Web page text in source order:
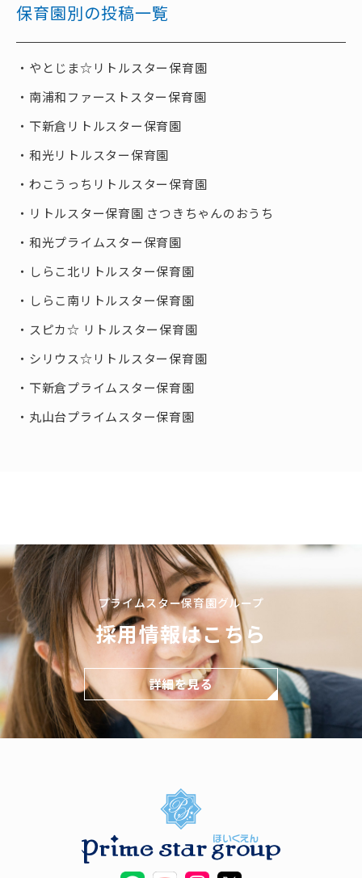
保育園別の投稿一覧
やとじま☆リトルスター保育園
南浦和ファーストスター保育園
下新倉リトルスター保育園
和光リトルスター保育園
わこうっちリトルスター保育園
リトルスター保育園 さつきちゃんのおうち
和光プライムスター保育園
しらこ北リトルスター保育園
しらこ南リトルスター保育園
スピカ☆ リトルスター保育園
シリウス☆リトルスター保育園
下新倉プライムスター保育園
丸山台プライムスター保育園
プライムスター保育園グループ
採用情報はこちら
詳細を見る